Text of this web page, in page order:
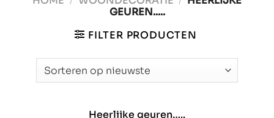
GEUREN.....
FILTER PRODUCTEN
Heerlijke geuren…..